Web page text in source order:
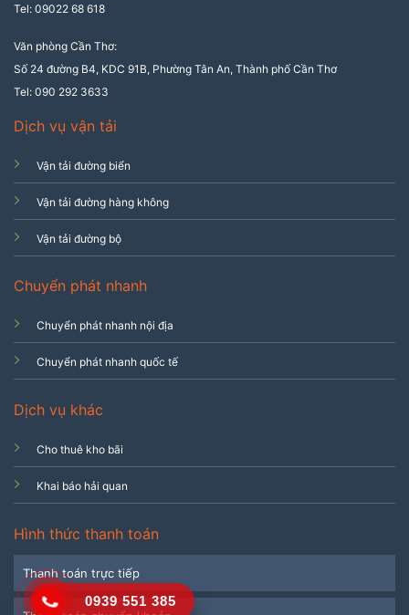
Tel: 09022 68 618
Văn phòng Cần Thơ:
Số 24 đường B4, KDC 91B, Phường Tân An, Thành phố Cần Thơ
Tel: 090 292 3633
Dịch vụ vận tải
Vận tải đường biển
Vận tải đường hàng không
Vận tải đường bộ
Chuyển phát nhanh
Chuyển phát nhanh nội địa
Chuyển phát nhanh quốc tế
Dịch vụ khác
Cho thuê kho bãi
Khai báo hải quan
Hình thức thanh toán
Thanh toán trực tiếp
0939 551 385